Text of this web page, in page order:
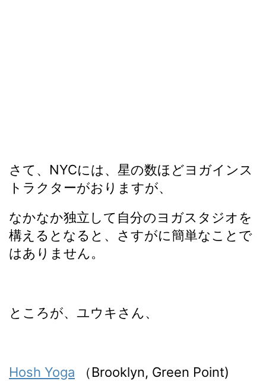
さて、NYCには、星の数ほどヨガインス
トラクターがおりますが、
なかなか独立して自分のヨガスタジオを
構えるとなると、さすがに簡単なことで
はありません。
ところが、ユウキさん、
Hosh Yoga （Brooklyn, Green Point)